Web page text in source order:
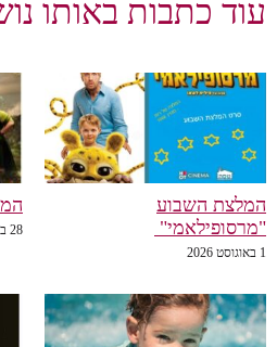
עוד כתבות באותו
המלצת השבוע
"מרסופילאמי"
1 באוגוסט 2026
28 ביולי 2026